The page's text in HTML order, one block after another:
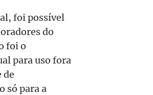
foi possível
do
foi o
para uso fora
de
só para a